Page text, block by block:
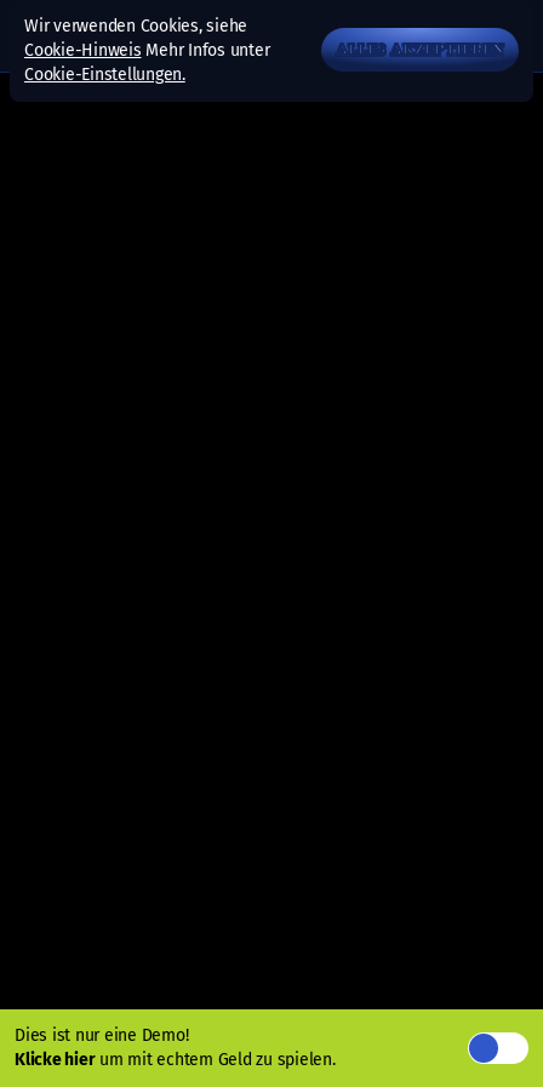
Dies ist nur eine Demo!
Klicke hierum mit echtem Geld zu spielen.
Wir verwenden Cookies, siehe
Cookie-Hinweis Mehr Infos unter
Cookie-Einstellungen.
ALLES AKZEPTIEREN